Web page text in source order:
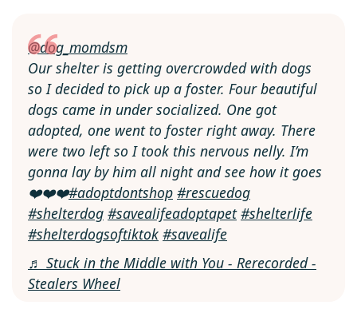
@dog_momdsm
Our shelter is getting overcrowded with dogs
so I decided to pick up a foster. Four beautiful
dogs came in under socialized. One got
adopted, one went to foster right away. There
were two left so I took this nervous nelly. I’m
gonna lay by him all night and see how it goes
❤️❤️❤️#adoptdontshop #rescuedog
#shelterdog #savealifeadoptapet #shelterlife
#shelterdogsoftiktok #savealife
♬ Stuck in the Middle with You - Rerecorded -
Stealers Wheel